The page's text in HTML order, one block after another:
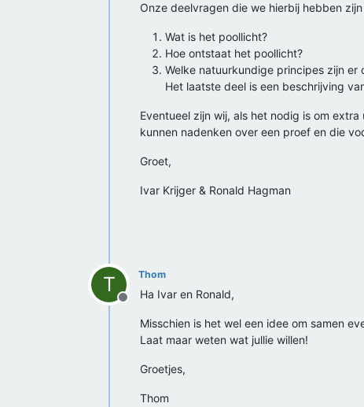
Onze deelvragen die we hierbij hebben zijn
Wat is het poollicht?
Hoe ontstaat het poollicht?
Welke natuurkundige principes zijn er
Het laatste deel is een beschrijving
Eventueel zijn wij, als het nodig is om
kunnen nadenken over een proef en die
Groet,
Ivar Krijger & Ronald Hagman
T
Offline
Thom
Ha Ivar en Ronald,
Misschien is het wel een idee om samen
Laat maar weten wat jullie willen!
Groetjes,
Thom